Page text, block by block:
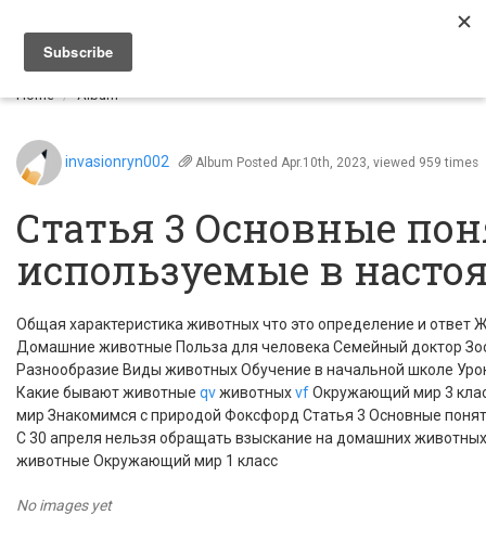
Home Album
invasionryn002 Album Posted Apr.10th, 2023, viewed 959 times
Статья 3 Основные
используемые в
Общая характеристика животных что это определение и ответ
Домашние животные Польза для человека Семейный доктор
Разнообразие Виды животных Обучение в начальной школе
Какие бывают животные qvживотныхvfОкружающий мир 3
мир Знакомимся с природой Фоксфорд Статья 3 Основные
С 30 апреля нельзя обращать взыскание на домашних
животные Окружающий мир 1 класс
No images yet